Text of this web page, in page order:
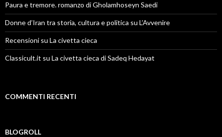
Paura e tremore. romanzo di Gholamhoseyn Saedi
Donne d’Iran tra storia, cultura e politica su L’Avvenire
Recensioni su La civetta cieca
Classicult.it su La civetta cieca di Sadeq Hedayat
COMMENTI RECENTI
BLOGROLL